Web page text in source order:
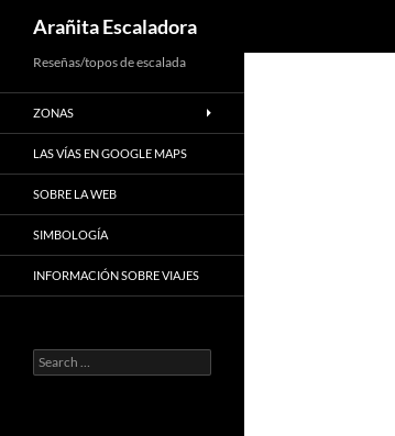
to
content
Arañita Escaladora
Reseñas/topos de escalada
ZONAS
LAS VÍAS EN GOOGLE MAPS
SOBRE LA WEB
SIMBOLOGÍA
INFORMACIÓN SOBRE VIAJES
Search
for: